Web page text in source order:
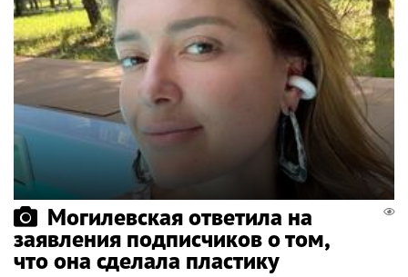
Могилевская ответила на
заявления подписчиков о том,
что она сделала пластику